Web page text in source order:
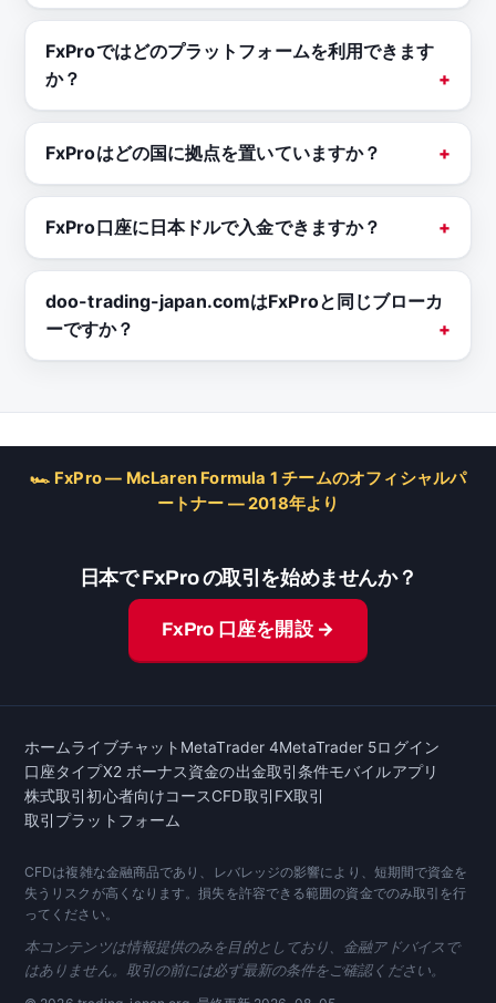
FxProではどのプラットフォームを利用できます
か？
FxProはどの国に拠点を置いていますか？
FxPro口座に日本ドルで入金できますか？
doo-trading-japan.comはFxProと同じブローカ
ーですか？
🏎 FxPro — McLaren Formula 1 チームのオフィシャルパ
ートナー — 2018年より
日本で FxPro の取引を始めませんか？
FxPro 口座を開設 →
ホームライブチャット MetaTrader 4MetaTrader 5ログイン
口座タイプX2 ボーナス資金の出金取引条件モバイルアプリ
株式取引初心者向けコースCFD取引 FX取引
取引プラットフォーム
CFDは複雑な金融商品であり、レバレッジの影響により、短期間で資金を
失うリスクが高くなります。損失を許容できる範囲の資金でのみ取引を行
ってください。
本コンテンツは情報提供のみを目的としており、金融アドバイスで
はありません。取引の前には必ず最新の条件をご確認ください。